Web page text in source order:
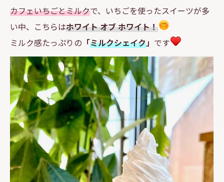
カフェいちごとミルクで、いちごを使ったスイーツが多
い中、こちらはホワイト オブ ホワイト！
ミルク感たっぷりの 「 ミルクシェイク」 です